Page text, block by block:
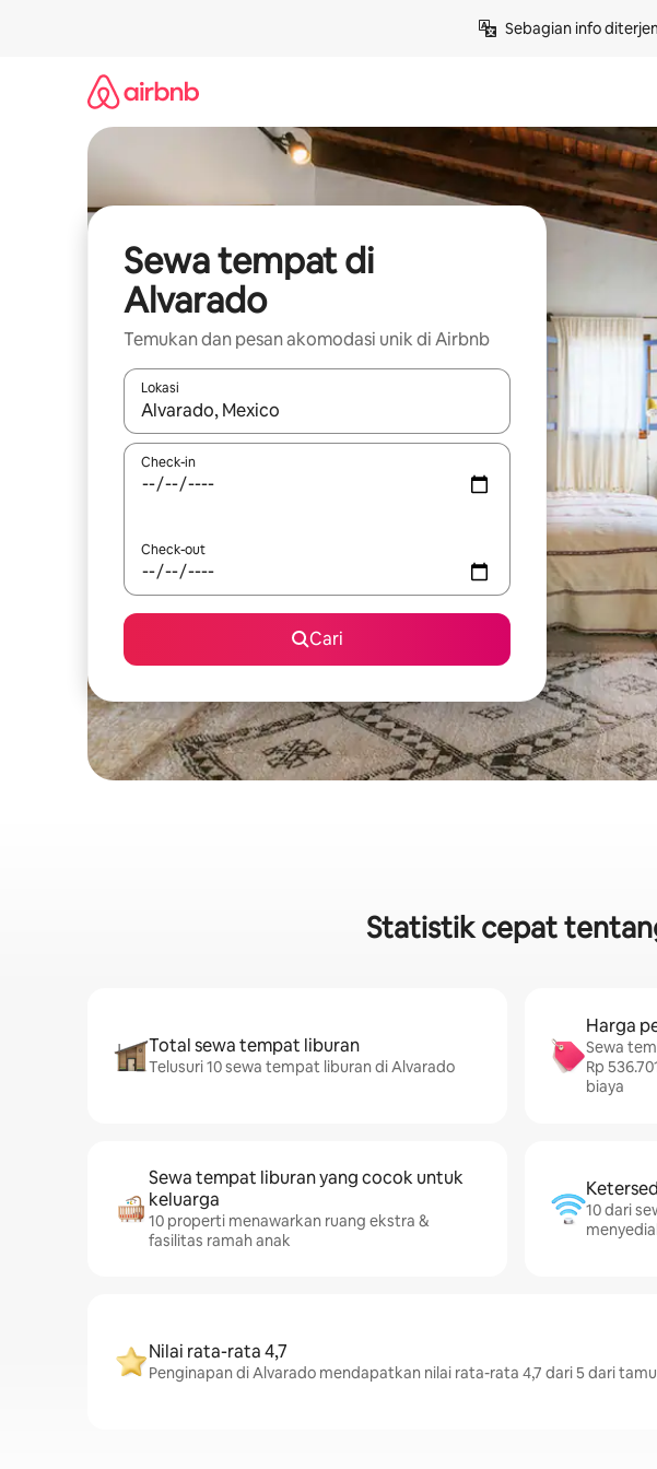
Sebagian info
Sewa tempat di
Alvarado
Temukan dan pesan akomodasi unik di Airbnb
Lokasi
Jika hasil yang dicari tersedia, telusuri dengan tombol panah ke atas
Check-in
Check-out
Cari
Statistik cepat
Total sewa tempat liburan
Telusuri 10 sewa tempat liburan di Alvarado
Harga
Sewa
Rp
biaya
Sewa tempat liburan yang cocok untuk
keluarga
10 properti menawarkan ruang ekstra &
fasilitas ramah anak
10 dari
Nilai rata-rata 4,7
Penginapan di Alvarado mendapatkan nilai rata-rata 4,7 dari 5 dari tamu